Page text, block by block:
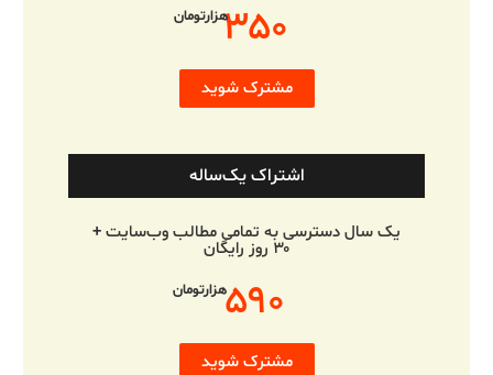
۳۵۰هزارتومان
مشترک شوید
اشتراک یک‌ساله
یک سال دسترسی به تمامی مطالب وب‌سایت +
۳۰ روز رایگان
۵۹۰هزارتومان
مشترک شوید